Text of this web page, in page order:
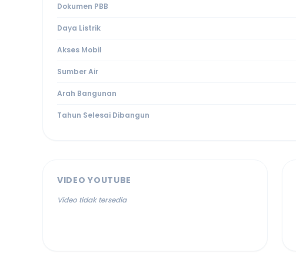
Dokumen PBB
Daya Listrik
Akses Mobil
Sumber Air
Arah Bangunan
Tahun Selesai Dibangun
VIDEO YOUTUBE
Video tidak tersedia